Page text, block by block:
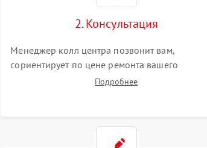
2. Консультация
Менеджер колл центра позвонит вам,
сориентирует по цене ремонта вашего
дальномера а также ответит на все ваши
Подробнее